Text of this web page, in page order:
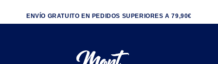
ENVÍO GRATUITO EN PEDIDOS SUPERIORES A 79,90€